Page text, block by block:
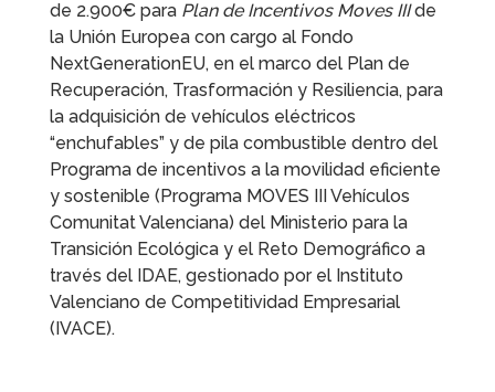
de 2.900€ para Plan de Incentivos Moves IIIde
la Unión Europea con cargo al Fondo
NextGenerationEU, en el marco del Plan de
Recuperación, Trasformación y Resiliencia, para
la adquisición de vehículos eléctricos
“enchufables” y de pila combustible dentro del
Programa de incentivos a la movilidad eficiente
y sostenible (Programa MOVES III Vehículos
Comunitat Valenciana) del Ministerio para la
Transición Ecológica y el Reto Demográfico a
través del IDAE, gestionado por el Instituto
Valenciano de Competitividad Empresarial
(IVACE).